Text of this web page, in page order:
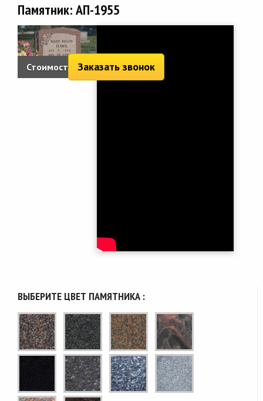
Памятник: АП-1955
Стоимость: 2 665 руб.
Заказать звонок
ВЫБЕРИТЕ ЦВЕТ ПАМЯТНИКА :